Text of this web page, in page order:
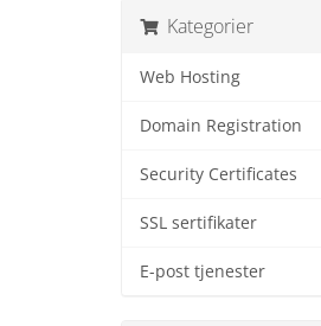
Kategorier
Web Hosting
Domain Registration
Security Certificates
SSL sertifikater
E-post tjenester